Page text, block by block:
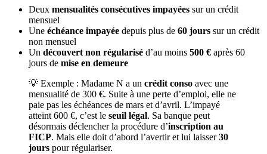
Deux mensualités consécutives impayées sur un crédit
mensuel
Une échéance impayée depuis plus de 60 jours sur un crédit
non mensuel
Un découvert non régularisé d’au moins 500 € après 60
jours de mise en demeure
💡 Exemple : Madame N a un crédit conso avec une
mensualité de 300 €. Suite à une perte d’emploi, elle ne
paie pas les échéances de mars et d’avril. L’impayé
atteint 600 €, c’est le seuil légal. Sa banque peut
désormais déclencher la procédure d’inscription au
FICP. Mais elle doit d’abord l’avertir et lui laisser30
jours pour régulariser.